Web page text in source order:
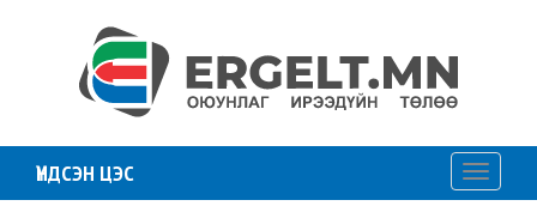
ҮНДСЭН ЦЭС
Toggle